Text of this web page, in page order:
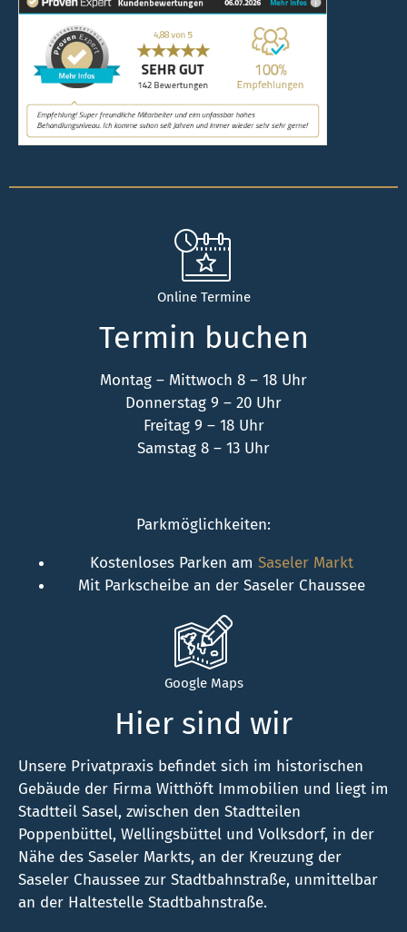
Online Termine
Termin buchen
Montag – Mittwoch 8 – 18 Uhr
Donnerstag 9 – 20 Uhr
Freitag 9 – 18 Uhr
Samstag 8 – 13 Uhr
Parkmöglichkeiten:
Kostenloses Parken am Saseler Markt
Mit Parkscheibe an der Saseler Chaussee
Google Maps
Hier sind wir
Unsere Privatpraxis befindet sich im historischen
Gebäude der Firma Witthöft Immobilien und liegt im
Stadtteil Sasel, zwischen den Stadtteilen
Poppenbüttel, Wellingsbüttel und Volksdorf, in der
Nähe des Saseler Markts, an der Kreuzung der
Saseler Chaussee zur Stadtbahnstraße, unmittelbar
an der Haltestelle Stadtbahnstraße.